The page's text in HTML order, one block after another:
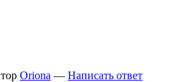
Oriona — Написать ответ